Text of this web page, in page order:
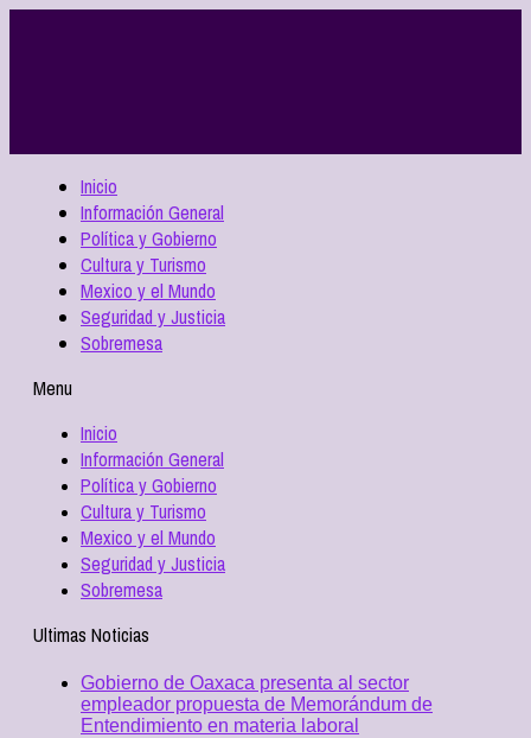
Inicio
Información General
Política y Gobierno
Cultura y Turismo
Mexico y el Mundo
Seguridad y Justicia
Sobremesa
Menu
Inicio
Información General
Política y Gobierno
Cultura y Turismo
Mexico y el Mundo
Seguridad y Justicia
Sobremesa
Ultimas Noticias
Gobierno de Oaxaca presenta al sector
empleador propuesta de Memorándum de
Entendimiento en materia laboral